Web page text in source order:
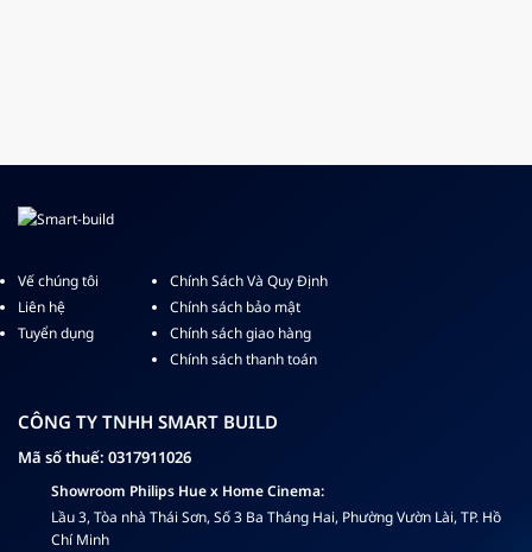
Vế chúng tôi
Liên hệ
Tuyển dụng
Chính Sách Và Quy Định
Chính sách bảo mật
Chính sách giao hàng
Chính sách thanh toán
CÔNG TY TNHH SMART BUILD
Mã số thuế: 0317911026
Showroom Philips Hue x Home Cinema:
Lầu 3, Tòa nhà Thái Sơn, Số 3 Ba Tháng Hai, Phường Vườn Lài, TP. Hồ
Chí Minh